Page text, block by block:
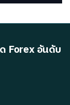
Forex อันดับ